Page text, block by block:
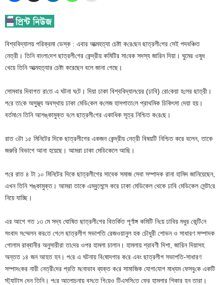
বিশ্ববিদ্যালয় পরিক্রমা ডেস্ক : এবার আত্মহত্যা চেষ্টা ক‌রে‌ছেন ছাত্রলী‌গের সেই পদব‌ঞ্চিত
নেত্রী। তি‌নি বাংলা‌দেশ ছাত্রলী‌গের কেন্দ্রীয় ক‌মি‌টির সা‌বেক সদস্য জা‌রিন দিয়া। ঘুমের ওষুধ
খেয়ে তি‌নি আত্মহত্যার চেষ্টা করেছেন বলে জানা গেছে।
সোমবার দিবাগত রা‌তে এ ঘটনা ঘ‌টে। দিয়া ঢাকা বিশ্ববিদ্যাল‌য়ের (ঢা‌বি) রো‌কেয়া হ‌লের ছাত্রী।
প‌রে তা‌কে অসুস্থ্য অবস্থায় ঢাকা মে‌ডি‌কেল ক‌লেজ হাসপাতা‌লে প্রাথ‌মিক চি‌কিৎসা দেয়া হয়।
বর্তমা‌নে তি‌নি আশঙ্কামুক্ত ব‌লে ছাত্রলী‌গের একা‌ধিক সূত্র নি‌শ্চিত ক‌রে‌ছে।
রাত ৩টা ১৫ মিনিটের দিকে ছাত্রলীগের একজন কেন্দ্রীয় নেত্রী বিষয়‌টি নিশ্চিত করে বলেন, তাকে
জরুরি বিভাগে আনা হয়েছে। আমরা ঢাকা মেডিকেলে আছি।
প‌রে রাত ৪ টা ১০ মিনিটের দিকে ছাত্রলীগের সাবেক সমাজ সেবা সম্পাদক রানা হামিদ জানিয়েছেন,
এখন তিনি শঙ্কামুক্ত। আমরা তাকে এম্বুলেন্সে করে ঢাকা মেডিকেল থেকে ঢা‌বি মেডিকেল সেন্টা‌রে
নিয়ে যাচ্ছি।
এর আগে গত ১৩ মে সদ্য ঘো‌ষিত ছাত্রলী‌গের বিত‌র্কিত পূর্ণাঙ্গ ক‌মি‌টি নি‌য়ে ঢা‌বির মধুর কে‌ন্টি‌নে
সংবাদ স‌ম্মেলন কর‌তে গে‌লে ছাত্রলীগ সভাপ‌তি রেজওয়ানুল হক চৌধুরী শোভন ও সাধারণ সম্পাদক
গোলাম রাব্বানীর অনুসারীরা তা‌দের ওপর হামলা চালান। হামলায় শ্রাবণী ‌দিশা, জা‌রিন দিয়াসহ
অন্তত ১৪ জন আহত হন। প‌রে এ ঘটনায় বি‌ষোদগার ক‌রে এবং ছাত্রলীগ সভাপ‌তি-সাধারণ
সম্পাদ‌কের নারী নেত্রী‌দের প্রতি ম‌নোভাব ব্যক্ত ক‌রে সামা‌জিক যোগা‌যোগ মাধ্যম ফেসবু‌কে এক‌টি
স্ট্যাটাস দেন তি‌নি। প‌রে আলোচনায় বস‌তে গি‌য়েও টিএস‌সি‌তে ফের হামলার শিকার হন তারা।